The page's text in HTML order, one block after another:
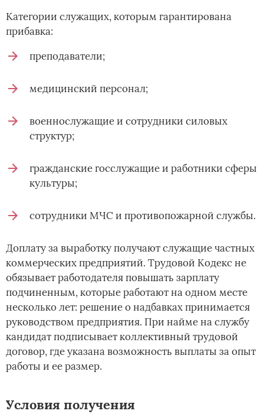
Категории служащих, которым гарантирована
прибавка:
преподаватели;
медицинский персонал;
военнослужащие и сотрудники силовых
структур;
гражданские госслужащие и работники сферы
культуры;
сотрудники МЧС и противопожарной службы.
Доплату за выработку получают служащие частных
коммерческих предприятий. Трудовой Кодекс не
обязывает работодателя повышать зарплату
подчиненным, которые работают на одном месте
несколько лет: решение о надбавках принимается
руководством предприятия. При найме на службу
кандидат подписывает коллективный трудовой
договор, где указана возможность выплаты за опыт
работы и ее размер.
Условия получения